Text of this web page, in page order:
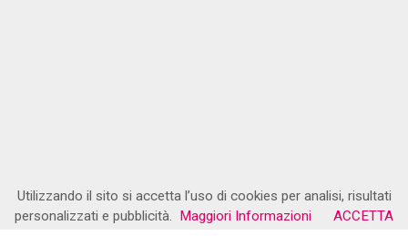
Utilizzando il sito si accetta l’uso di cookies per analisi, risultati
personalizzati e pubblicità. Maggiori Informazioni ACCETTA